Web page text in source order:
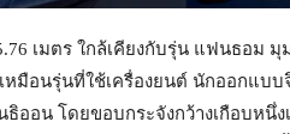
เมตร ใกล้เคียงกับรุ่น แฟนธอม
มือนรุ่นที่ใช้เครื่องยนต์ นักออกแบบ
ออน โดยขอบกระจังกว้างเกือบหนึ่